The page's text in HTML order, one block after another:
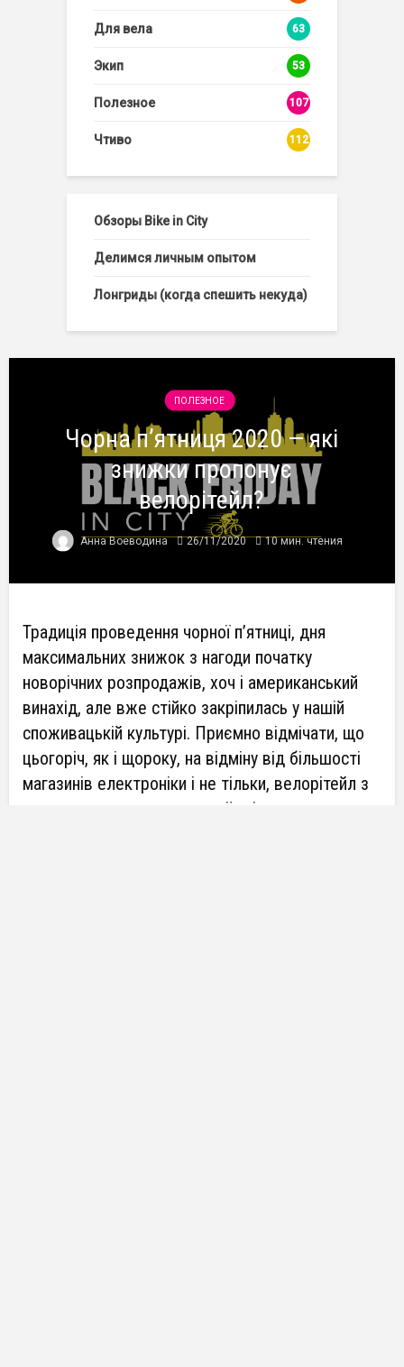
Для вела 63
Экип 53
Полезное 107
Чтиво 112
Обзоры Bike in City
Делимся личным опытом
Лонгриды (когда спешить некуда)
ПОЛЕЗНОЕ
Чорна п’ятниця 2020 — які
знижки пропонує
велорітейл?
Анна Воеводина 26/11/2020 10 мин. чтения
Традиція проведення чорної п’ятниці, дня
максимальних знижок з нагоди початку
новорічних розпродажів, хоч і американський
винахід, але вже стійко закріпилась у нашій
споживацькій культурі. Приємно відмічати, що
цьогоріч, як і щороку, на відміну від більшості
магазинів електроніки і не тільки, велорітейл з
повагою ставиться до своєї клієнтури та не